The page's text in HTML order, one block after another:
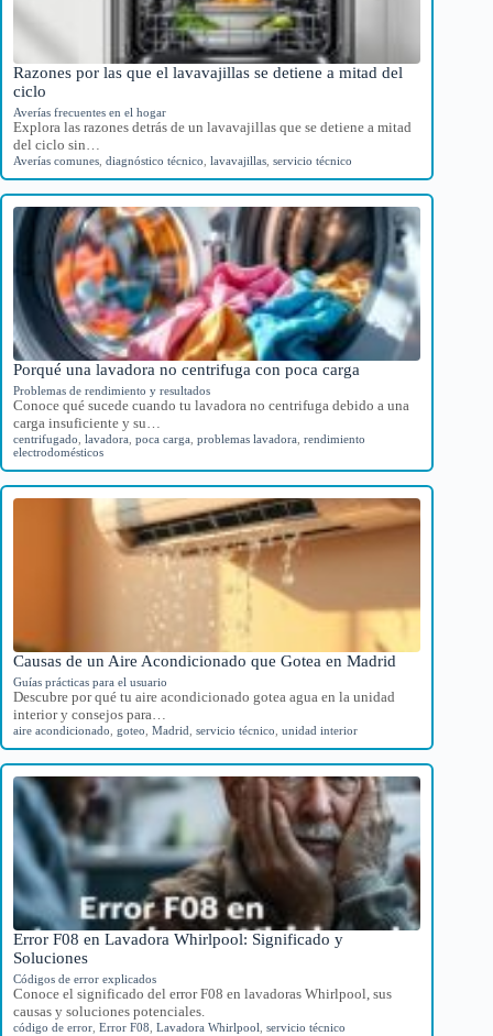
Razones por las que el lavavajillas se detiene a mitad del
ciclo
Averías frecuentes en el hogar
Explora las razones detrás de un lavavajillas que se detiene a mitad
del ciclo sin…
Averías comunes diagnóstico técnico lavavajillas servicio técnico
Porqué una lavadora no centrifuga con poca carga
Problemas de rendimiento y resultados
Conoce qué sucede cuando tu lavadora no centrifuga debido a una
carga insuficiente y su…
centrifugado lavadora poca carga problemas lavadora rendimiento
electrodomésticos
Causas de un Aire Acondicionado que Gotea en Madrid
Guías prácticas para el usuario
Descubre por qué tu aire acondicionado gotea agua en la unidad
interior y consejos para…
aire acondicionado goteo Madrid servicio técnico unidad interior
Error F08 en Lavadora Whirlpool: Significado y
Soluciones
Códigos de error explicados
Conoce el significado del error F08 en lavadoras Whirlpool, sus
causas y soluciones potenciales.
código de error Error F08 Lavadora Whirlpool servicio técnico